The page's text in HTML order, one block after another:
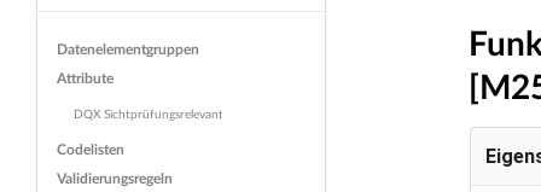
Datenelementgruppen
Attribute
DQX Sichtprüfungsrelevant
Codelisten
Validierungsregeln